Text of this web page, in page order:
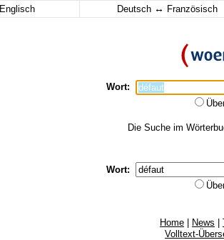
Englisch Deutsch ↔ Französisch
Wort:
Die Suche im
Wort:
Home News
Volltext-